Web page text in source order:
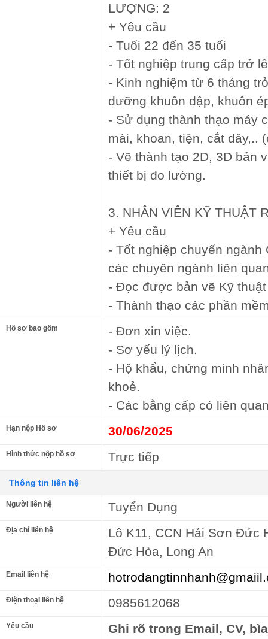
LƯỢNG: 2
+ Yêu cầu
- Tuổi 22 đến 35 tuổi
- Tốt nghiệp trung cấp trở
- Kinh nghiệm từ 6 tháng
dưỡng khuôn dập, khuôn
- Sử dụng thành thạo máy
mài, khoan, tiện, cắt dây,..
- Vẽ thành tạo 2D, 3D bản
thiết bị đo lường.
3. NHÂN VIÊN KỸ THUẬT
+ Yêu cầu
- Tốt nghiệp chuyển
các chuyên ngành liên
- Đọc được bản vẽ Kỹ thuật
- Thành thạo các phần
Hồ sơ bao gồm
- Đơn xin việc.
- Sơ yếu lý lịch.
- Hộ khẩu, chứng minh
khoẻ.
- Các bằng cấp có liên
Hạn nộp Hồ sơ 30/06/2025
Hình thức nộp hồ sơ Trực tiếp
Thông tin liên hệ
Người liên hệ Tuyển Dụng
Địa chỉ liên hệ
Lô K11, CCN Hải Sơn
Đức Hòa, Long An
Email liên hệ
Điện thoại liên hệ 0985612068
Yêu cầu
Ghi rõ trong Email, CV,